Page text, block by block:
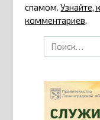
спамом.Узнайте,
комментариев.
Search
for: